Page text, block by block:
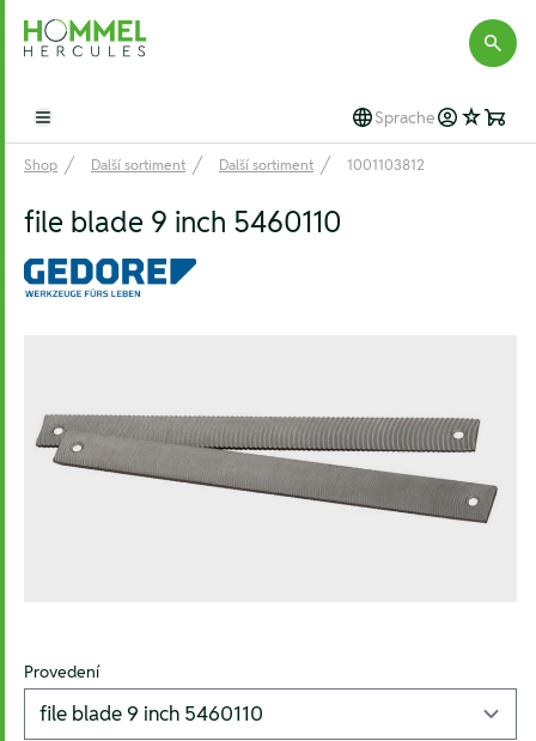
Hommel Hercules
Open main menu Sprache
Shop Další sortiment Další sortiment 1001103812
file blade 9 inch 5460110
Provedení